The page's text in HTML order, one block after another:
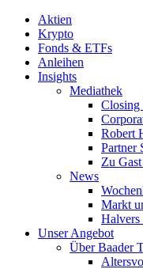
Aktien
Krypto
Fonds & ETFs
Anleihen
Insights
Mediathek
Closing
Robert
Partner
Zu
News
Markt
Unser Angebot
Über Baader